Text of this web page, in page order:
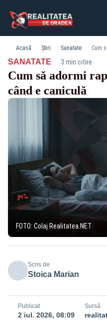
Acasă Știri Sanatate
SANATATE· 3 min citire
Cum să adormi
când e caniculă
FOTO: Colaj Realitatea.NET
Scris de
Stoica Marian
Publicat
2 iul. 2026, 08:09
Sursă